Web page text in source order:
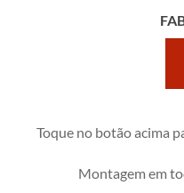
Toque no botão acima
Montagem em